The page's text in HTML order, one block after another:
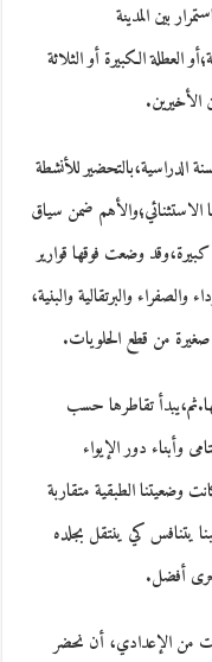
بين المدينة
العطلة الكبيرة أو الثلاثة
الأخيرين.
الدراسية،بالتحضير للأنشطة
الاستثنائي؛والأهم ضمن سياق
وضعت فوقها قوارير
والصفراء والبرتقالية والبنية،
صغيرة من قطع الحلويات.
تقاطرها حسب
وأبناء دور الإيواء
وضعيتنا الطبقية متقاربة
يتنافس كي ينتقل بجلده
أفضل.
من الإعدادي، أن نحضر